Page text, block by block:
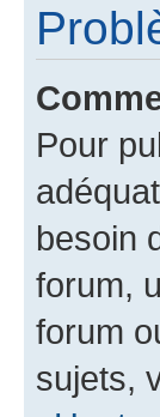
Pour
besoin
forum,
forum
sujets,